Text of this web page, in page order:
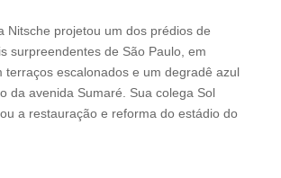
Nitsche projetou um dos prédios de
surpreendentes de São Paulo, em
terraços escalonados e um degradê azul
da avenida Sumaré. Sua colega Sol
a restauração e reforma do estádio do